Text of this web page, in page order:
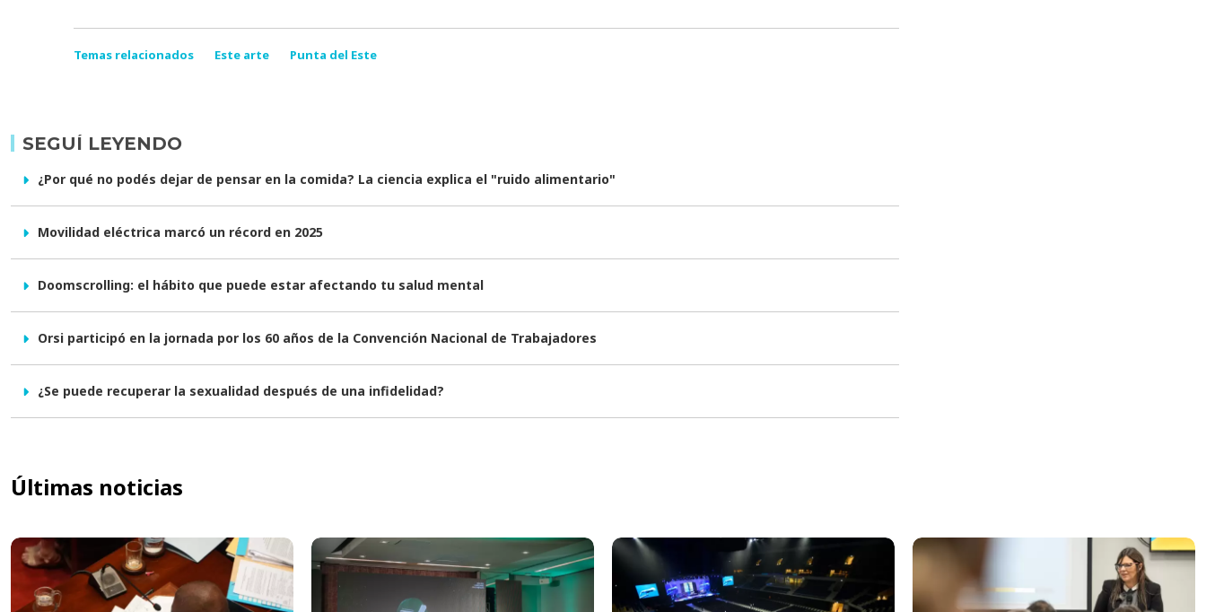
Temas relacionados Este arte Punta del Este
SEGUÍ LEYENDO
¿Por qué no podés dejar de pensar en la comida? La ciencia explica el "ruido alimentario"
Movilidad eléctrica marcó un récord en 2025
Doomscrolling: el hábito que puede estar afectando tu salud mental
Orsi participó en la jornada por los 60 años de la Convención Nacional de Trabajadores
¿Se puede recuperar la sexualidad después de una infidelidad?
Últimas noticias